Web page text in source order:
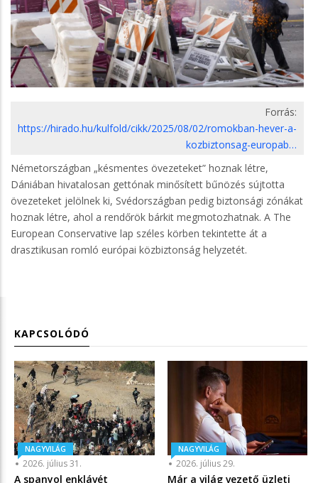
Forrás:
https://hirado.hu/kulfold/cikk/2025/08/02/romokban-hever-a-
kozbiztonsag-europab…
Németországban „késmentes övezeteket” hoznak létre,
Dániában hivatalosan gettónak minősített bűnözés sújtotta
övezeteket jelölnek ki, Svédországban pedig biztonsági zónákat
hoznak létre, ahol a rendőrök bárkit megmotozhatnak. A The
European Conservative lap széles körben tekintette át a
drasztikusan romló európai közbiztonság helyzetét.
KAPCSOLÓDÓ
NAGYVILÁG
2026. július 31.
A spanyol enklávét
NAGYVILÁG
2026. július 29.
Már a világ vezető üzleti